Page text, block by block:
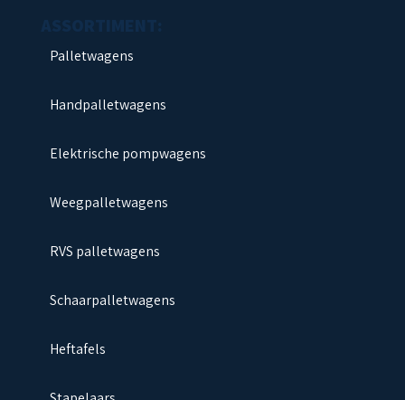
Palletwagens
Handpalletwagens
Elektrische pompwagens
Weegpalletwagens
RVS palletwagens
Schaarpalletwagens
Heftafels